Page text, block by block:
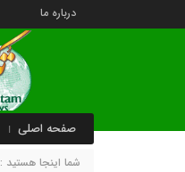
درباره ما
صفحه اصلی
شما اینجا هستید :